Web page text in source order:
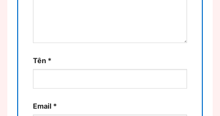
Tên *
Email *